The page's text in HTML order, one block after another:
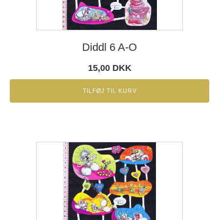
Diddl 6 A-O
15,00 DKK
TILFØJ TIL KURV